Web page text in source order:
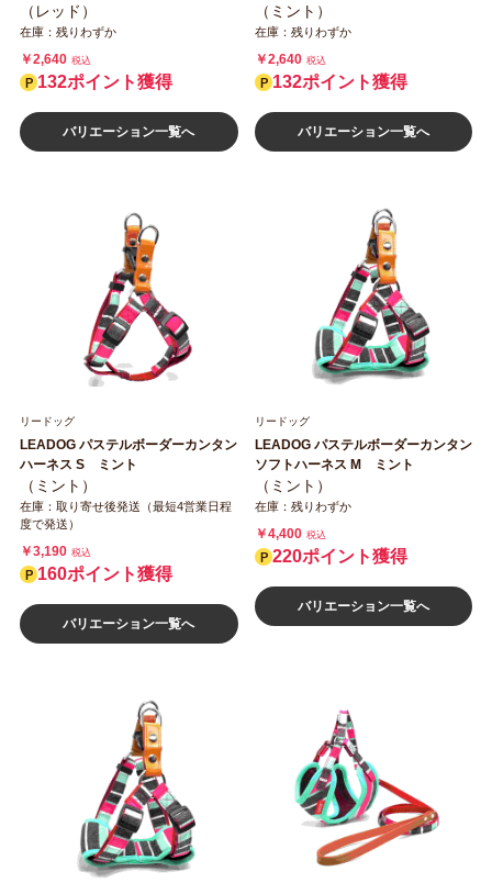
（レッド）
在庫：残りわずか
￥2,640 税込
132ポイント獲得
バリエーション一覧へ
（ミント）
在庫：残りわずか
￥2,640 税込
132ポイント獲得
バリエーション一覧へ
リードッグ
LEADOG パステルボーダーカンタン
ハーネス S ミント
（ミント）
在庫：取り寄せ後発送（最短4営業日程
度で発送）
￥3,190 税込
160ポイント獲得
バリエーション一覧へ
リードッグ
LEADOG パステルボーダーカンタン
ソフトハーネス M ミント
（ミント）
在庫：残りわずか
￥4,400 税込
220ポイント獲得
バリエーション一覧へ